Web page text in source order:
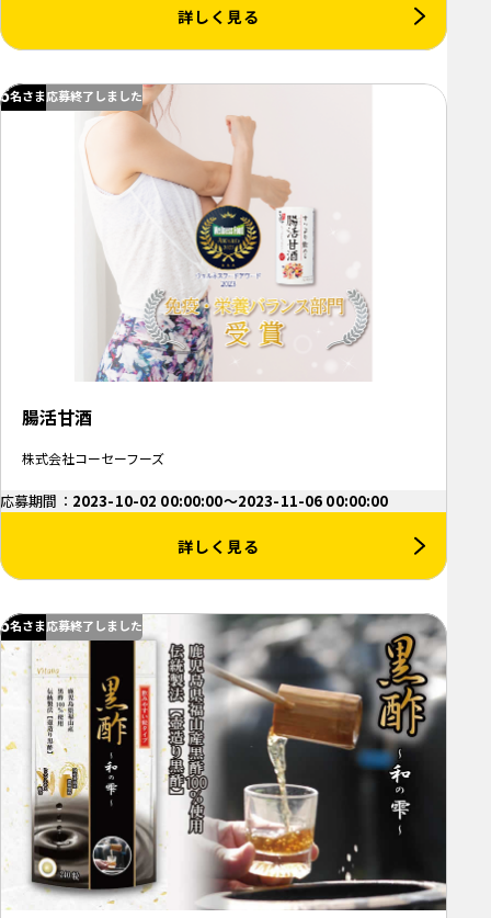
詳しく見る
5名さま応募終了しました
腸活甘酒
株式会社コーセーフーズ
応募期間： 2023-10-02 00:00:00～2023-11-06 00:00:00
詳しく見る
5名さま応募終了しました